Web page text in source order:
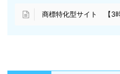
商標特化型サイト 【3時